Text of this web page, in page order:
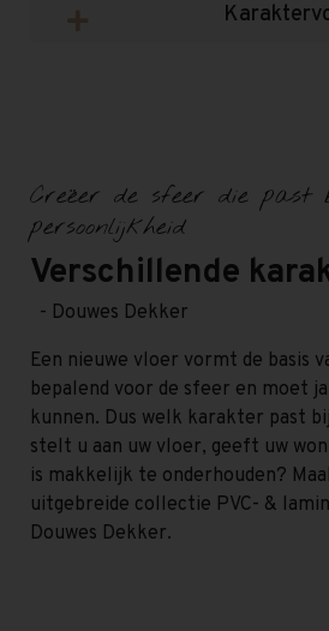
Creëer de sfeer die past
persoonlijkheid
Verschillende
- Douwes Dekker
Een nieuwe vloer vormt de basis
bepalend voor de sfeer en moet
kunnen. Dus welk karakter past
stelt u aan uw vloer, geeft uw
is makkelijk te onderhouden?
uitgebreide collectie PVC- &
Douwes Dekker.